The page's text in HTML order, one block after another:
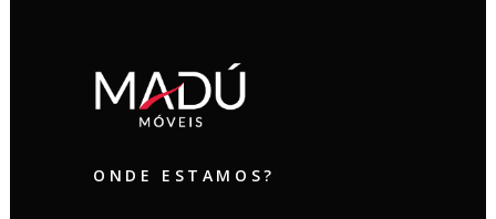
ONDE ESTAMOS?